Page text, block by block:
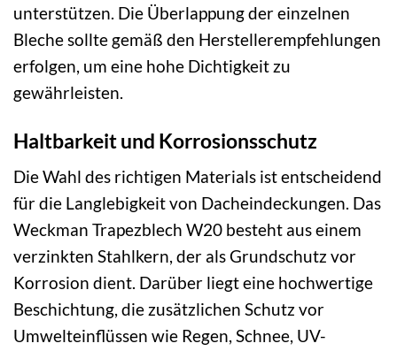
unterstützen. Die Überlappung der einzelnen
Bleche sollte gemäß den Herstellerempfehlungen
erfolgen, um eine hohe Dichtigkeit zu
gewährleisten.
Haltbarkeit und Korrosionsschutz
Die Wahl des richtigen Materials ist entscheidend
für die Langlebigkeit von Dacheindeckungen. Das
Weckman Trapezblech W20 besteht aus einem
verzinkten Stahlkern, der als Grundschutz vor
Korrosion dient. Darüber liegt eine hochwertige
Beschichtung, die zusätzlichen Schutz vor
Umwelteinflüssen wie Regen, Schnee, UV-